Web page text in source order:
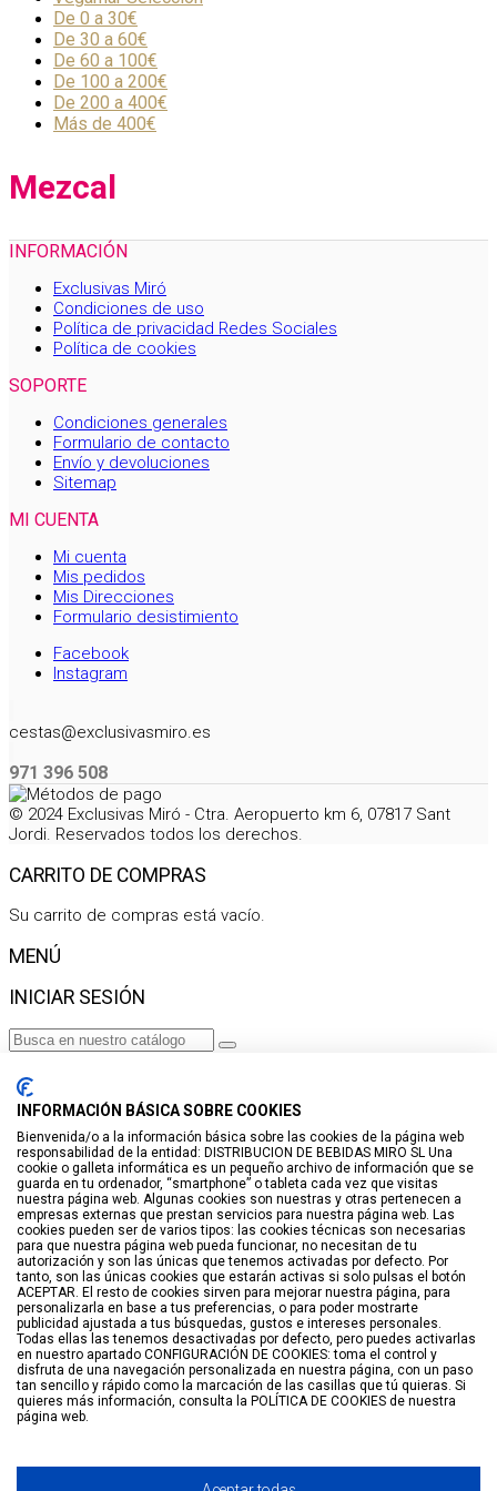
De 0 a 30€
De 30 a 60€
De 60 a 100€
De 100 a 200€
De 200 a 400€
Más de 400€
Mezcal
INFORMACIÓN
Exclusivas Miró
Condiciones de uso
Política de privacidad Redes Sociales
Política de cookies
SOPORTE
Condiciones generales
Formulario de contacto
Envío y devoluciones
Sitemap
MI CUENTA
Mi cuenta
Mis pedidos
Mis Direcciones
Formulario desistimiento
Facebook
Instagram
cestas@exclusivasmiro.es
971 396 508
© 2024 Exclusivas Miró - Ctra. Aeropuerto km 6, 07817 Sant
Jordi. Reservados todos los derechos.
CARRITO DE COMPRAS
Su carrito de compras está vacío.
MENÚ
INICIAR SESIÓN
No se encontraron productos.
Iniciar sesión
VISTO RECIENTEMENTE
No hay productos
LISTA DE DESEOS
GUARDAR EN LISTA DE DESEOS
Crear
BUSCAR
Haga clic para más productos.
Filtro
INFORMACIÓN BÁSICA SOBRE COOKIES
Bienvenida/o a la información básica sobre las cookies de la página web
responsabilidad de la entidad: DISTRIBUCION DE BEBIDAS MIRO SL Una
cookie o galleta informática es un pequeño archivo de información que se
guarda en tu ordenador, “smartphone” o tableta cada vez que visitas
nuestra página web. Algunas cookies son nuestras y otras pertenecen a
empresas externas que prestan servicios para nuestra página web. Las
cookies pueden ser de varios tipos: las cookies técnicas son necesarias
para que nuestra página web pueda funcionar, no necesitan de tu
autorización y son las únicas que tenemos activadas por defecto. Por
tanto, son las únicas cookies que estarán activas si solo pulsas el botón
ACEPTAR. El resto de cookies sirven para mejorar nuestra página, para
personalizarla en base a tus preferencias, o para poder mostrarte
publicidad ajustada a tus búsquedas, gustos e intereses personales.
Todas ellas las tenemos desactivadas por defecto, pero puedes activarlas
en nuestro apartado CONFIGURACIÓN DE COOKIES: toma el control y
disfruta de una navegación personalizada en nuestra página, con un paso
tan sencillo y rápido como la marcación de las casillas que tú quieras. Si
quieres más información, consulta la POLÍTICA DE COOKIES de nuestra
página web.